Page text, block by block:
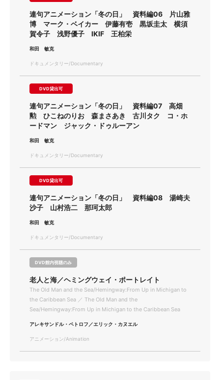
連句アニメーション「冬の日」 資料編06 片山雅
博 マーク・ベイカー 伊藤有壱 黒坂圭太 横須
賀令子 浅野優子 IKIF 王柏栄
和田 敏克
ドキュメンタリー/Documentary
DVD貸出可
連句アニメーション「冬の日」 資料編07 高畑
勲 ひこねのりお 森まさあき 古川タク コ・ホ
ードマン ジャック・ドゥルーアン
和田 敏克
ドキュメンタリー/Documentary
DVD貸出可
連句アニメーション「冬の日」 資料編08 湯崎夫
沙子 山村浩二 那珂太郎
和田 敏克
ドキュメンタリー/Documentary
DVD館内視聴のみ
老人と海／ヘミングウェイ・ポートレイト
The Old Man and the Sea/Hemingway:From Up in Michigan to
the Caribbean Sea ／ The Old Man and the
Sea/Hemingway:From Up in Michigan to the Caribbean Sea
アレキサンドル・ペトロフ／エリック・カヌエル
アニメーション/Animation